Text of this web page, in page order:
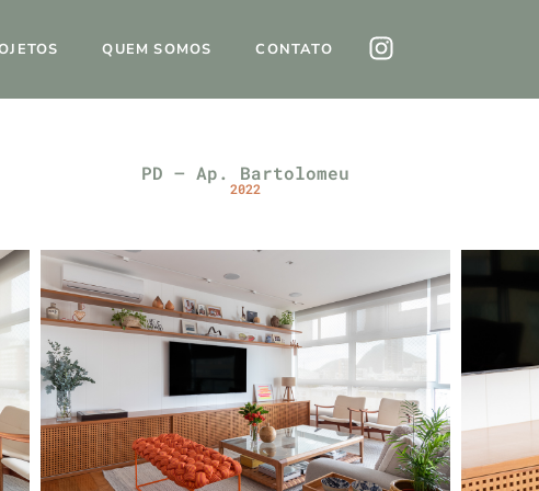
QUEM SOMOS CONTATO
PD – Ap. Bartolomeu
2022